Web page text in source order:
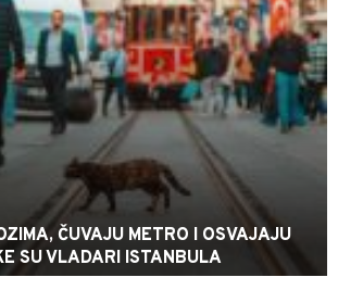
ČUVAJU METRO I OSVAJAJU
SU VLADARI ISTANBULA